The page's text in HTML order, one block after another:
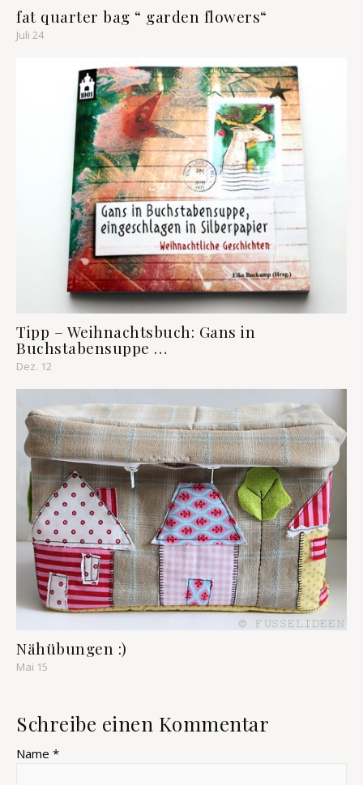
fat quarter bag “ garden flowers“
Juli 24
Tipp – Weihnachtsbuch: Gans in
Buchstabensuppe …
Dez. 12
Nähübungen :)
Mai 15
Schreibe einen Kommentar
Name *